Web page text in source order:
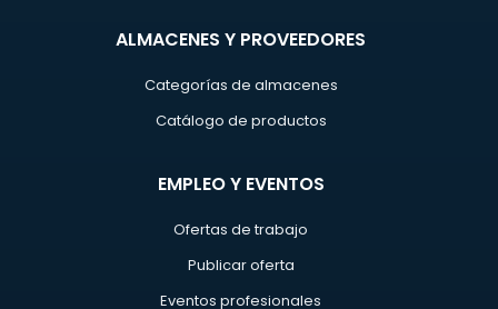
ALMACENES Y PROVEEDORES
Categorías de almacenes
Catálogo de productos
EMPLEO Y EVENTOS
Ofertas de trabajo
Publicar oferta
Eventos profesionales